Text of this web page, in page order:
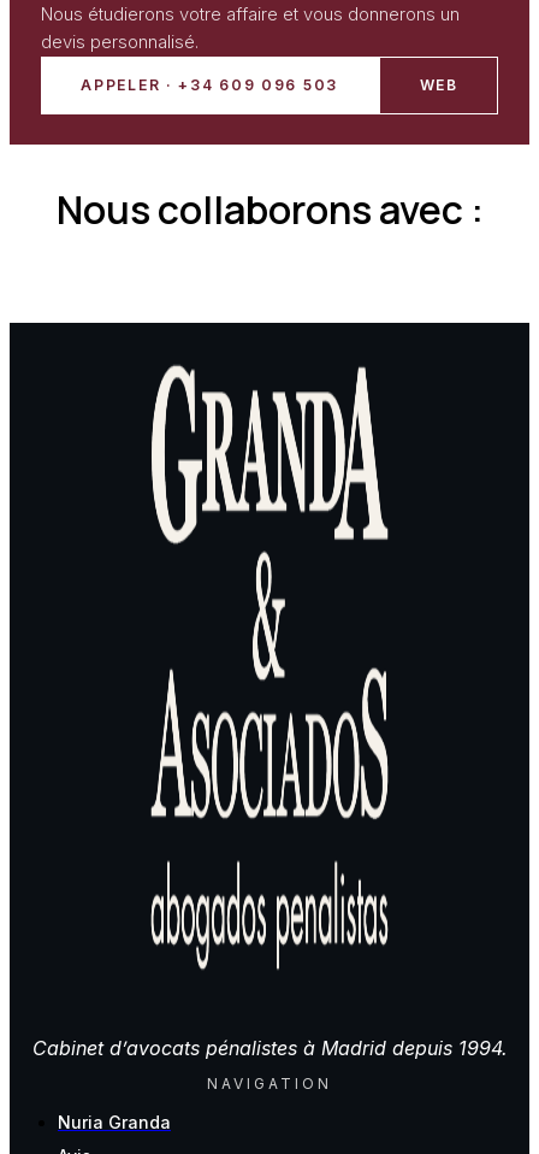
Nous étudierons votre affaire et vous donnerons un
devis personnalisé.
APPELER · +34 609 096 503 WEB
Nous collaborons avec :
Cabinet d’avocats pénalistes à Madrid depuis 1994.
NAVIGATION
Nuria Granda